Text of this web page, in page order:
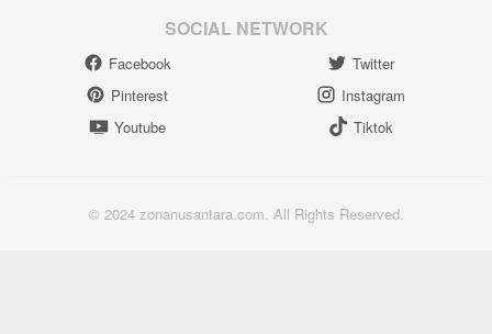
SOCIAL NETWORK
Facebook
Twitter
Pinterest
Instagram
Youtube
Tiktok
© 2024 zonanusantara.com. All Rights Reserved.